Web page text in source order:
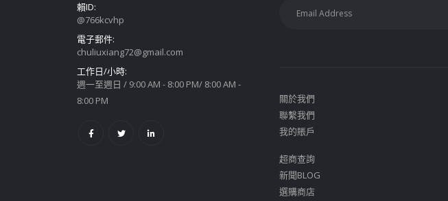
賴ID:
@766kcvhp
電子郵件:
chuliuxiang72@gmail.com
工作日/小時:
週一至週日 / 9:00 AM - 8:00 PM/ 8:00 AM -
8:00 PM
關於我們
聯繫我們
我的賬戶
超商查詢
新聞BLOG
選購商店